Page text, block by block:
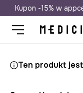
Kupon -15% w
Ten produkt